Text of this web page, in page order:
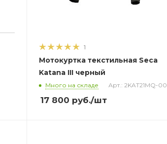
1
Мотокуртка текстильная Seca
Katana III черный
Много на складе Арт.: 2KAT21MQ-00
17 800 руб./шт